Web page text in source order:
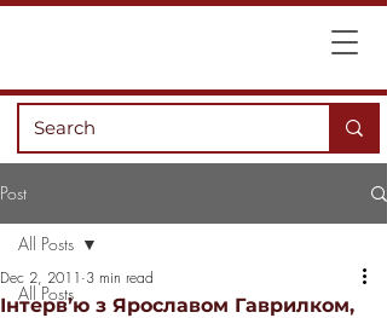
Post
All Posts
All Posts
Інтерв’ю з Ярославом Гаврилком,
Dec 2, 2011 3 min read